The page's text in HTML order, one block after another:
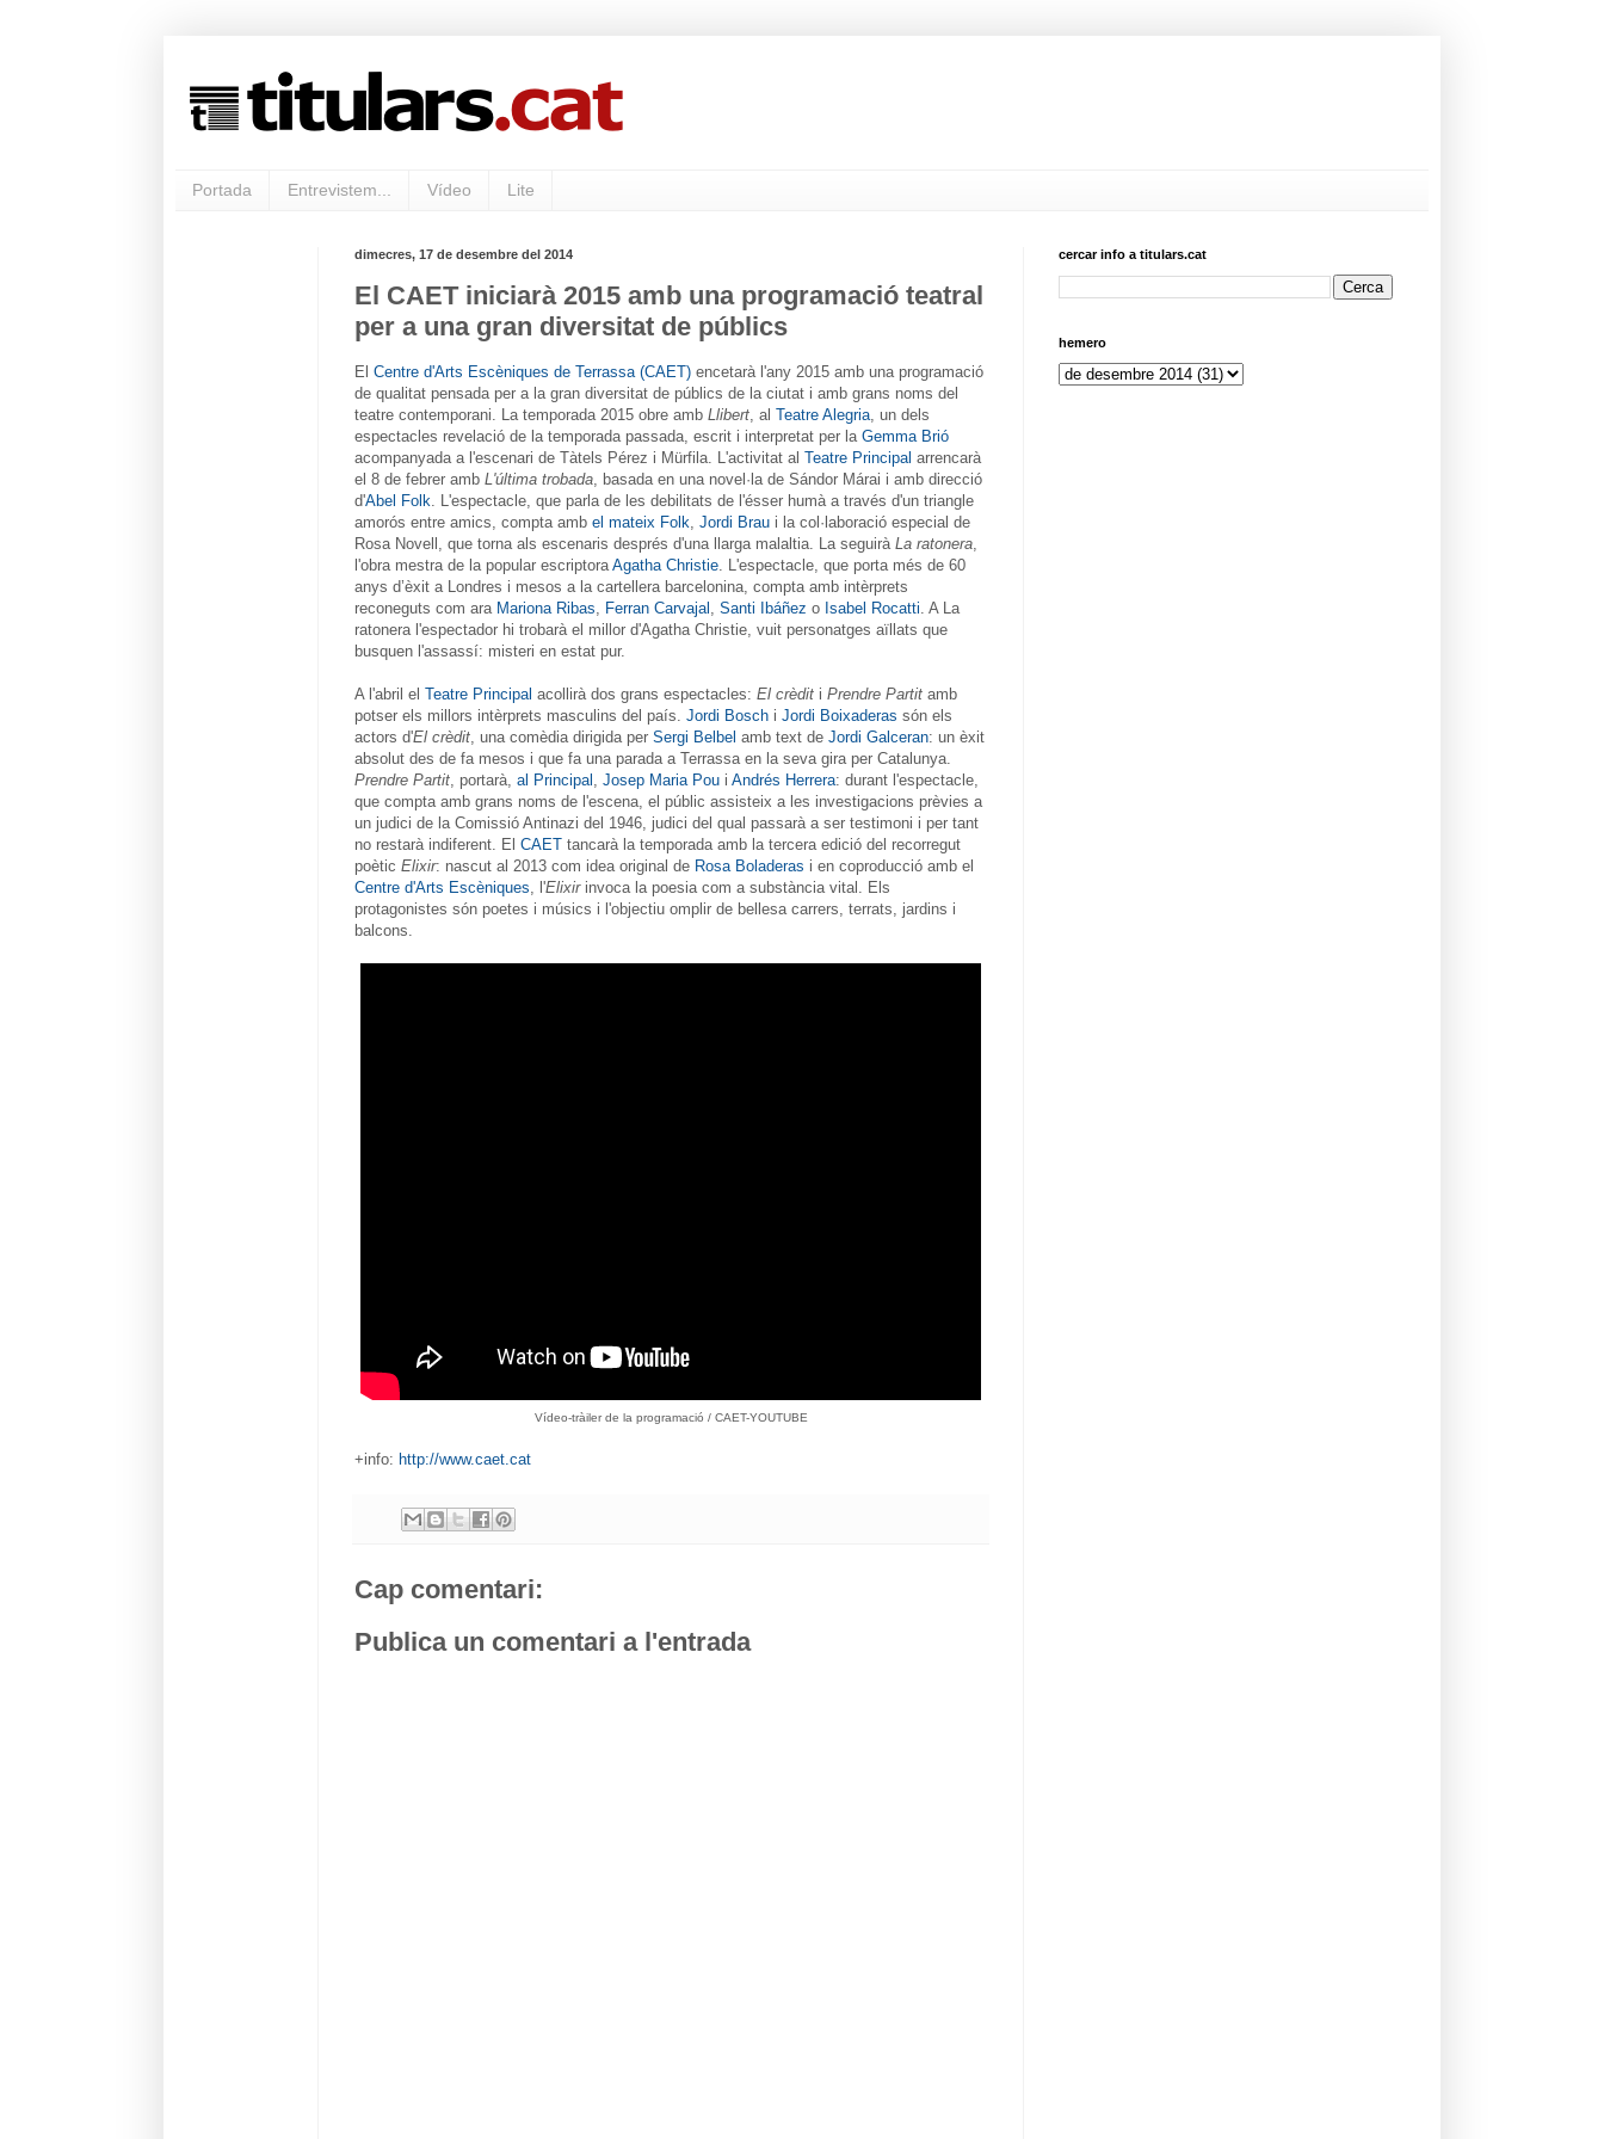
Portada Entrevistem... Vídeo Lite
dimecres, 17 de desembre del 2014
El CAET iniciarà 2015 amb una programació teatral
per a una gran diversitat de públics
El Centre d'Arts Escèniques de Terrassa (CAET) encetarà l'any 2015 amb una programació
de qualitat pensada per a la gran diversitat de públics de la ciutat i amb grans noms del
teatre contemporani. La temporada 2015 obre amb Llibert, al Teatre Alegria, un dels
espectacles revelació de la temporada passada, escrit i interpretat per la Gemma Brió
acompanyada a l'escenari de Tàtels Pérez i Mürfila. L'activitat al Teatre Principal arrencarà
el 8 de febrer amb L'última trobada, basada en una novel·la de Sándor Márai i amb direcció
d'Abel Folk. L'espectacle, que parla de les debilitats de l'ésser humà a través d'un triangle
amorós entre amics, compta amb el mateix Folk, Jordi Brau i la col·laboració especial de
Rosa Novell, que torna als escenaris després d'una llarga malaltia. La seguirà La ratonera,
l'obra mestra de la popular escriptoraAgatha Christie. L'espectacle, que porta més de 60
anys d’èxit a Londres i mesos a la cartellera barcelonina, compta amb intèrprets
reconeguts com ara Mariona Ribas, Ferran Carvajal , Santi Ibáñez o Isabel Rocatti. A La
ratonera l'espectador hi trobarà el millor d'Agatha Christie, vuit personatges aïllats que
busquen l'assassí: misteri en estat pur.
A l'abril el Teatre Principal acollirà dos grans espectacles: El crèdit i Prendre Partit amb
potser els millors intèrprets masculins del país. Jordi Bosch i Jordi Boixaderas són els
actors d'El crèdit, una comèdia dirigida per Sergi Belbel amb text de Jordi Galceran: un èxit
absolut des de fa mesos i que fa una parada a Terrassa en la seva gira per Catalunya.
Prendre Partit, portarà, al Principal , Josep Maria Pou i Andrés Herrera: durant l'espectacle,
que compta amb grans noms de l'escena, el públic assisteix a les investigacions prèvies a
un judici de la Comissió Antinazi del 1946, judici del qual passarà a ser testimoni i per tant
no restarà indiferent. El CAET tancarà la temporada amb la tercera edició del recorregut
poètic Elixir: nascut al 2013 com idea original de Rosa Boladeras i en coproducció amb el
Centre d'Arts Escèniques, l'Elixirinvoca la poesia com a substància vital. Els
protagonistes són poetes i músics i l'objectiu omplir de bellesa carrers, terrats, jardins i
balcons.
Vídeo-tràiler de la programació / CAET-YOUTUBE
+info: http://www.caet.cat
Cap comentari:
Publica un comentari a l'entrada
cercar info a titulars.cat
hemero